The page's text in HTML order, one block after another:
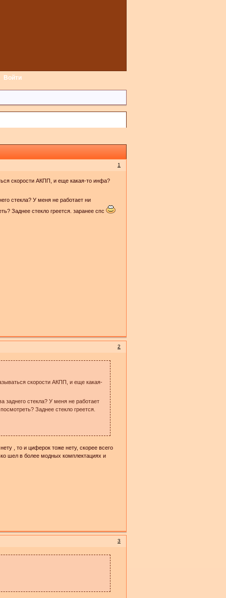
Войти
1
скорости АКПП, и еще какая-то инфа?
стекла? У меня не работает ни
Заднее стекло греется. заранее спс
2
скорости АКПП, и еще какая-
заднего стекла? У меня не работает
Заднее стекло греется.
, то и циферок тоже нету, скорее всего
шел в более модных комплектациях и
3